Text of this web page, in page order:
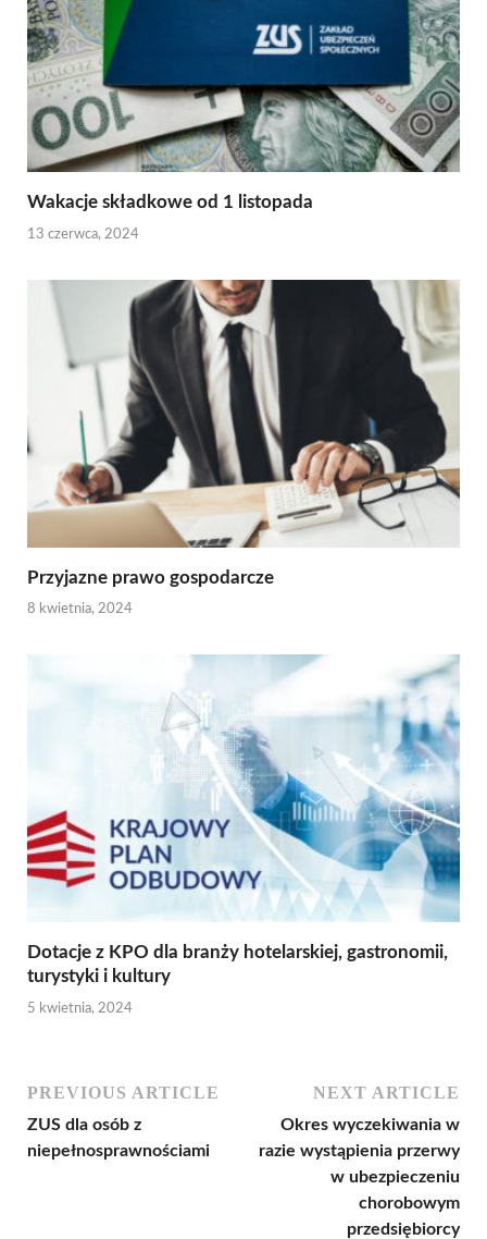
Wakacje składkowe od 1 listopada
13 czerwca, 2024
Przyjazne prawo gospodarcze
8 kwietnia, 2024
Dotacje z KPO dla branży hotelarskiej, gastronomii,
turystyki i kultury
5 kwietnia, 2024
PREVIOUS ARTICLE
ZUS dla osób z
niepełnosprawnościami
NEXT ARTICLE
Okres wyczekiwania w
razie wystąpienia przerwy
w ubezpieczeniu
chorobowym
przedsiębiorcy